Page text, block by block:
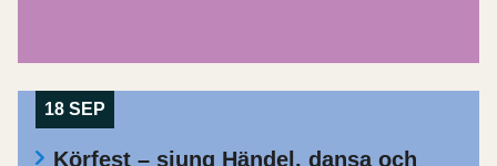
18 SEP
Körfest – sjung Händel, dansa och